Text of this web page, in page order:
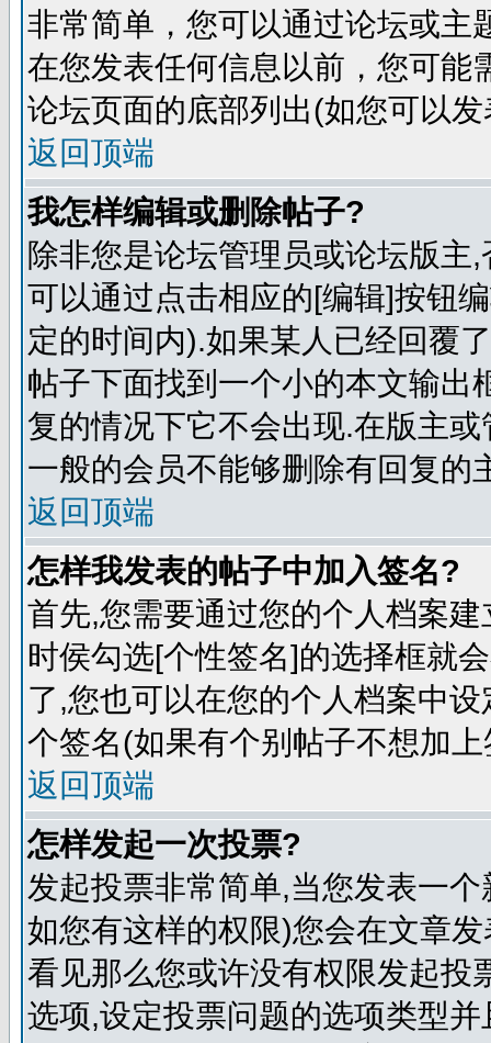
非常简单，您可以通过论坛或主
在您发表任何信息以前，您可能
论坛页面的底部列出(如您可以
返回顶端
我怎样编辑或删除帖子?
除非您是论坛管理员或论坛版
可以通过点击相应的[编辑]按钮
定的时间内).如果某人已经回覆
帖子下面找到一个小的本文输出
复的情况下它不会出现.在版主
一般的会员不能够删除有回复的
返回顶端
怎样我发表的帖子中加入签名?
首先,您需要通过您的个人档案
时侯勾选[个性签名]的选择框就
了,您也可以在您的个人档案中
个签名(如果有个别帖子不想加
返回顶端
怎样发起一次投票?
发起投票非常简单,当您发表一
如您有这样的权限)您会在文章
看见那么您或许没有权限发起投
选项,设定投票问题的选项类型